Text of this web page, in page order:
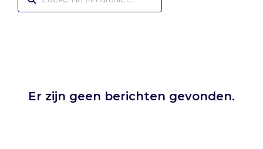
Er zijn geen berichten gevonden.